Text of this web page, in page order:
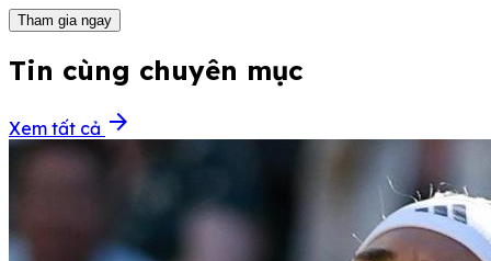
Tham gia ngay
Tin cùng chuyên mục
Xem tất cả arrow_forward